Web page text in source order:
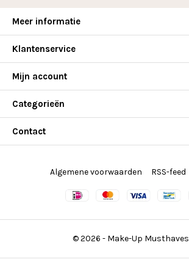
Meer informatie
Klantenservice
Mijn account
Categorieën
Contact
© 2026 - Make-Up Musthaves
Algemene voorwaarden RSS-feed